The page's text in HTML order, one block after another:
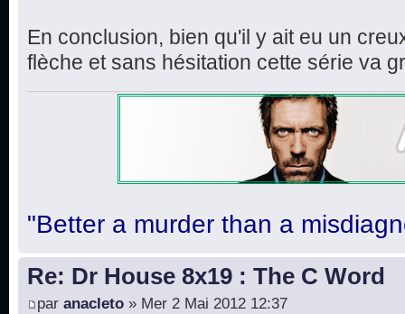
En conclusion, bien qu'il y ait eu un
flèche et sans hésitation cette série va
"Better a murder than a
Re: Dr House 8x19 : The C Word
par anacleto » Mer 2 Mai 2012 12:37